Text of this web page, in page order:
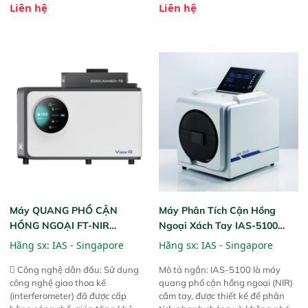
này cho phép bất kỳ ai cũng có
thức ăn chăn nuôi, nguyên liệu
thực phẩm, nông sản,..
Liên hệ
hỗ trợ tản nhiệt tăng cường và đã
năng theo dõi thông số theo thời
gian thực và trực quan hóa dữ
liệu để tăng chỉ số ROI cho doanh
Liên hệ
Máy QUANG PHỔ CẬN
HỒNG NGOẠI FT-NIR
Analyzer Vista-R
Hãng sx: IAS - Singapore
 Công nghệ dẫn đầu: Sử dụng
công nghệ giao thoa kế
(interferometer) đã được cấp
Máy Phân Tích Cận Hồng
Ngoại Xách Tay IAS-5100
(Portable NIR Analyzer)
Hãng sx: IAS - Singapore
Mô tả ngắn: IAS-5100 là máy
quang phổ cận hồng ngoại (NIR)
cầm tay, được thiết kế để phân